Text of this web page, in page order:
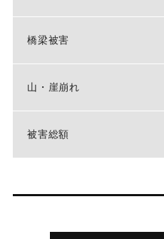
橋梁被害
山・崖崩れ
被害総額